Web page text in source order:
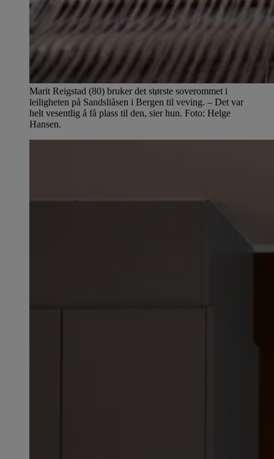
Marit Reigstad (80) bruker det største soverommet i
leiligheten på Sandsliåsen i Bergen til veving. – Det var
helt vesentlig å få plass til den, sier hun. Foto: Helge
Hansen.